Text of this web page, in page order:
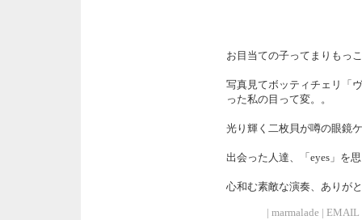
お目当ての子ってまりもっ
写真見てボッティチェリ「
った私の目って変。。
光り輝く二枚貝が噂の眼鏡
出会った人達、「eyes」を
心和む素敵な演奏、ありが
| marmalade |